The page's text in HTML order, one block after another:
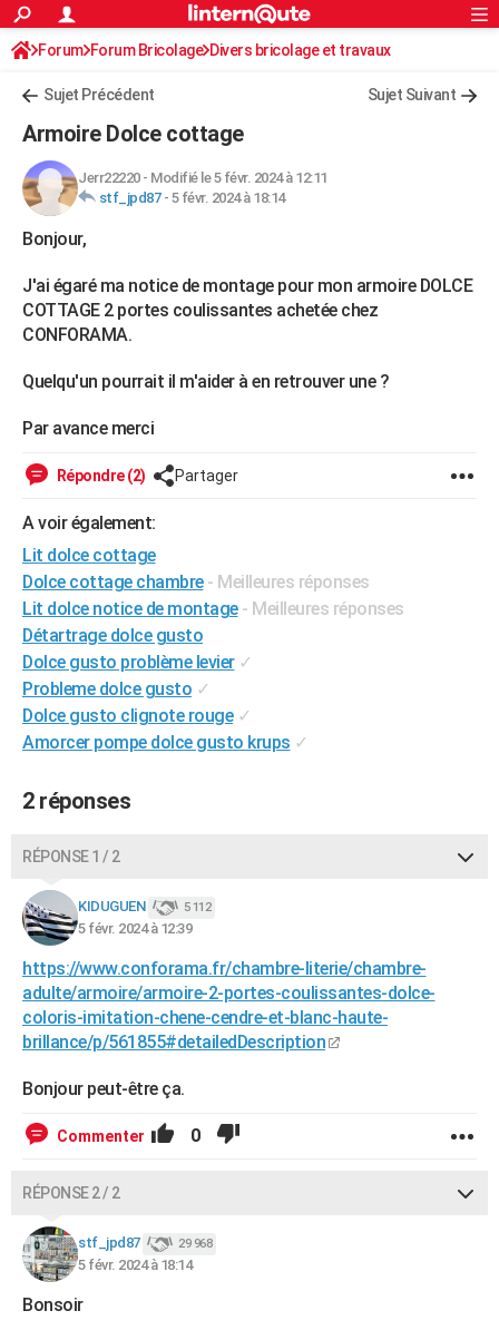
ACTUALITÉS
Politique
Société
Faits Divers
Education
Monde
Villes
+
FINANCE
Retraite
Impôts
Epargne
Immobilier
Risques naturels par ville
Banque
Assurance
Crédit
AUTO
Essais
Réserver un essai
Citadines
Berlines
SUV
Forum auto
+HIGH-TECH
Mobiles
Meilleur smartphone
Internet
Ordinateurs
Jeux vidéo
Guide high-tech
+BRICOLAGE
Forum
Aménagement intérieur
Extérieur
Cuisine
Salle de bains
Jardinage
Rangement
WEEK-END
Guides de France
Escapades
Patrimoine
Expositions
Musées
Week-end nature
+LIFESTYLE
Art de vivre
Bien-être
Loisirs
Mode
Modes de vie
SANTE
Alimentation
Guide de la santé
Maladies
Médicaments
Sommeil
VOYAGE
Destinations
City break
Voyage nature
Voyage de noces
Forum
Climat
+PHOTO
GUIDES D'ACHAT
BONS PLANS
CARTE DE VOEUX
Carte de Noël
Carte Bonne année
Carte Saint-Valentin
Carte Pâques
Carte d'anniversaire
DICTIONNAIRE
Dictionnaire
Biographies
Citations
Expressions
Proverbes
PROGRAMME TV
COPAINS D'AVANT
FORUM
Bricolage
Lifestyle
Culture
Sport
Auto
Television
Voyage
Cinema
Rechercher
S'inscrire
Connexion
Forum Forum Bricolage Divers bricolage et travaux
Sujet Précédent Sujet Suivant
Armoire Dolce cottage
Jerr22220- Modifié le 5 févr. 2024 à 12:11
stf_jpd87- 5 févr. 2024 à 18:14
Bonjour,
J'ai égaré ma notice de montage pour mon armoire DOLCE
COTTAGE 2 portes coulissantes achetée chez
CONFORAMA.
Quelqu'un pourrait il m'aider à en retrouver une ?
Par avance merci
Répondre (2) Partager
A voir également:
Lit dolce cottage
Dolce cottage chambre - Meilleures réponses
Lit dolce notice de montage - Meilleures réponses
Détartrage dolce gusto
Dolce gusto problème levier ✓
Probleme dolce gusto ✓
Dolce gusto clignote rouge ✓
Amorcer pompe dolce gusto krups ✓
2 réponses
RÉPONSE 1 / 2
KIDUGUEN 5 112
5 févr. 2024 à 12:39
https://www.conforama.fr/chambre-literie/chambre-
adulte/armoire/armoire-2-portes-coulissantes-dolce-
coloris-imitation-chene-cendre-et-blanc-haute-
brillance/p/561855#detailedDescription
Bonjour peut-être ça.
Commenter 0
RÉPONSE 2 / 2
stf_jpd87 29 968
5 févr. 2024 à 18:14
Bonsoir